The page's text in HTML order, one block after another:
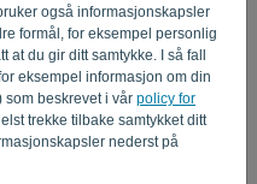
også informasjonskapsler
formål, for eksempel personlig
at du gir ditt samtykke. I så fall
eksempel informasjon om din
som beskrevet i vår policy for
trekke tilbake samtykket ditt
nederst på